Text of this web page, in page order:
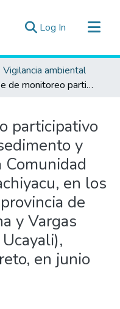
Log In (current)
Vigilancia ambiental
Informe de monitoreo participativo de calidad de agua, sedimento y suelo realizado en la Comunidad Nativa Canaán de Cachiyacu, en los distritos de Maquia (provincia de Requena), Contamana y Vargas Guerra (provincia de Ucayali), departamento de Loreto, en junio de 2015
participativo
y
en los
de
y Vargas
en junio